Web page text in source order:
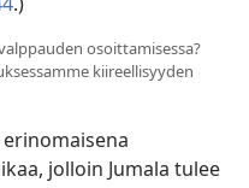
osoittamisessa?
kiireellisyyden
erinomaisena
jolloin Jumala tulee